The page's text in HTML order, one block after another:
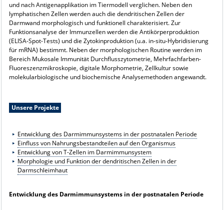
und nach Antigenapplikation im Tiermodell verglichen. Neben den
lymphatischen Zellen werden auch die dendritischen Zellen der
Darmwand morphologisch und funktionell charakterisiert. Zur
Funktionsanalyse der Immunzellen werden die Antikörperproduktion
(ELISA-Spot-Tests) und die Zytokinproduktion (u.a. in-situ-Hybridisierung
für mRNA) bestimmt. Neben der morphologischen Routine werden im
Bereich Mukosale Immunität Durchflusszytometrie, Mehrfachfarben-
Fluoreszenzmikroskopie, digitale Morphometrie, Zellkultur sowie
molekularbiologische und biochemische Analysemethoden angewandt.
Unsere Projekte
Entwicklung des Darmimmunsystems in der postnatalen Periode
Einfluss von Nahrungsbestandteilen auf den Organismus
Entwicklung von T-Zellen im Darmimmunsystem
Morphologie und Funktion der dendritischen Zellen in der
Darmschleimhaut
Entwicklung des Darmimmunsystems in der postnatalen Periode